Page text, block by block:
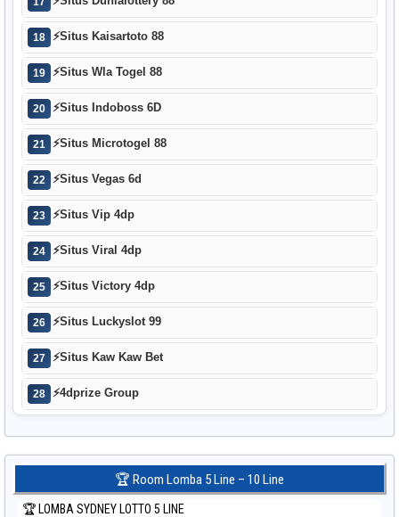
18 ⚡Situs Kaisartoto 88
19 ⚡Situs Wla Togel 88
20 ⚡Situs Indoboss 6D
21 ⚡Situs Microtogel 88
22 ⚡Situs Vegas 6d
23 ⚡Situs Vip 4dp
24 ⚡Situs Viral 4dp
25 ⚡Situs Victory 4dp
26 ⚡Situs Luckyslot 99
27 ⚡Situs Kaw Kaw Bet
28 ⚡4dprize Group
🏆 Room Lomba 5 Line – 10 Line
🏆 LOMBA SYDNEY LOTTO 5 LINE